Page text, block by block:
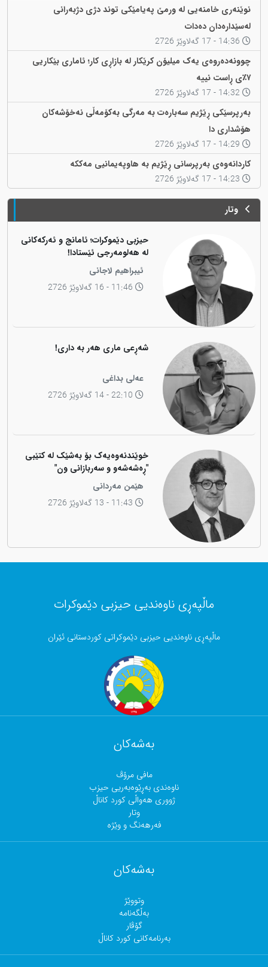
نوێنەری خامنەیی لە ورمێ پەیامێکی توند دژی دژبەرانی
لەسێدارەدان دەدات
چوونەدەروەی یەک میلیۆن کرێکار لە بازاڕی کار؛ ئاماری بێکاریی
٧٪ی ڕاست نییە
بەرپرسێکی ڕێژیم سەبارەت بە مەرگی بەکۆمەڵی نەخۆشەکان
هۆشداری دا
کاردانەوەی بەرپرسانی ڕێژیم بە هاوپەیمانیی مەککە
وتار
حیزبی دێموکرات؛ ئامانج و ئەرکەکانی
لە هەلومەرجی ئێستادا!
ئیبراهیم لاجانی
شەڕعی ماری هەر بە داری!
عەلی بداغی
خوێندنەوەیەک بۆ بەشێک لە کتێبی
"ڕەشەشەو و سەربازانی ون"
هێمن مەردانی
ماڵپەڕی ناوەندیی حیزبی دێموکرات
ماڵپەڕی ناوەندیی حیزبی دێموکراتی کوردستانی ئێران
بەشەکان
مافی مرۆڤ
ناوەندی بەڕێوەبەریی حیزب
ژووری هەواڵی کورد کاناڵ
وتار
فەرهەنگ و وێژە
بەشەکان
وتووێژ
بەڵگەنامە
گۆڤار
بەرنامەکانی کورد کاناڵ